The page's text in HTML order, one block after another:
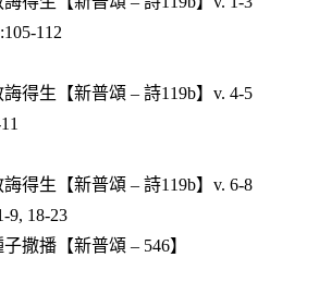
112
得生【新普頌 – 詩119b】v. 4-5
得生【新普頌 – 詩119b】v. 6-8
9, 18-23
撒播【新普頌 – 546】